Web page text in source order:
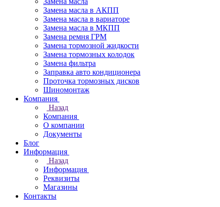
Замена масла в АКПП
Замена масла в вариаторе
Замена масла в МКПП
Замена ремня ГРМ
Замена тормозной жидкости
Замена тормозных колодок
Замена фильтра
Заправка авто кондиционера
Проточка тормозных дисков
Шиномонтаж
Компания
Назад
Компания
О компании
Документы
Блог
Информация
Назад
Информация
Реквизиты
Магазины
Контакты